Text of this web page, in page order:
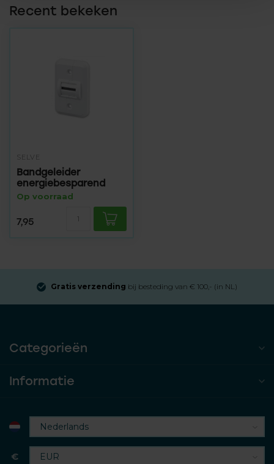
Recent bekeken
SELVE
Bandgeleider
energiebesparend
Op voorraad
7,95
Gratis verzending bij besteding van € 100,- (in NL)
Categorieën
Informatie
€